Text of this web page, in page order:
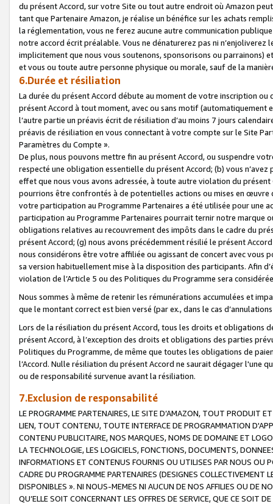
du présent Accord, sur votre Site ou tout autre endroit où Amazon
tant que Partenaire Amazon, je réalise un bénéfice sur les achats
la réglementation, vous ne ferez aucune autre communication
notre accord écrit préalable. Vous ne dénaturerez pas ni
implicitement que nous vous soutenons, sponsorisons ou parrainons)
et vous ou toute autre personne physique ou morale, sauf de la
6.Durée et résiliation
La durée du présent Accord débute au moment de votre inscription
présent Accord à tout moment, avec ou sans motif (automatiquement
l’autre partie un préavis écrit de résiliation d’au moins 7 jours
préavis de résiliation en vous connectant à votre compte sur le Site
Paramètres du Compte ».
De plus, nous pouvons mettre fin au présent Accord, ou suspendre
respecté une obligation essentielle du présent Accord; (b) vous
effet que nous vous avons adressée, à toute autre violation du
pourrions être confrontés à de potentielles actions ou mises en
votre participation au Programme Partenaires a été utilisée pour une
participation au Programme Partenaires pourrait ternir notre marque
obligations relatives au recouvrement des impôts dans le cadre du
présent Accord; (g) nous avons précédemment résilié le présent
nous considérons être votre affiliée ou agissant de concert avec vous
sa version habituellement mise à la disposition des participants. Afin
violation de l’Article 5 ou des Politiques du Programme sera
Nous sommes à même de retenir les rémunérations accumulées et
que le montant correct est bien versé (par ex., dans le cas
Lors de la résiliation du présent Accord, tous les droits et obligations
présent Accord, à l’exception des droits et obligations des parties
Politiques du Programme, de même que toutes les obligations de
l’Accord. Nulle résiliation du présent Accord ne saurait dégager l'une
ou de responsabilité survenue avant la résiliation.
7.Exclusion de responsabilité
LE PROGRAMME PARTENAIRES, LE SITE D’AMAZON, TOUT PRODUIT
LIEN, TOUT CONTENU, TOUTE INTERFACE DE PROGRAMMATION
CONTENU PUBLICITAIRE, NOS MARQUES, NOMS DE DOMAINE ET
LA TECHNOLOGIE, LES LOGICIELS, FONCTIONS, DOCUMENTS,
INFORMATIONS ET CONTENUS FOURNIS OU UTILISES PAR NOUS OU
CADRE DU PROGRAMME PARTENAIRES (DESIGNES COLLECTIVEMENT
DISPONIBLES ». NI NOUS-MEMES NI AUCUN DE NOS AFFILIES OU DE
QU’ELLE SOIT CONCERNANT LES OFFRES DE SERVICE, QUE CE SOIT